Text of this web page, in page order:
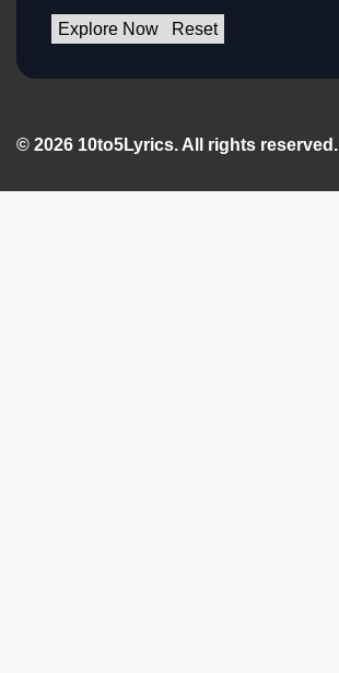
Explore Now Reset
© 2026 10to5Lyrics. All rights reserved.